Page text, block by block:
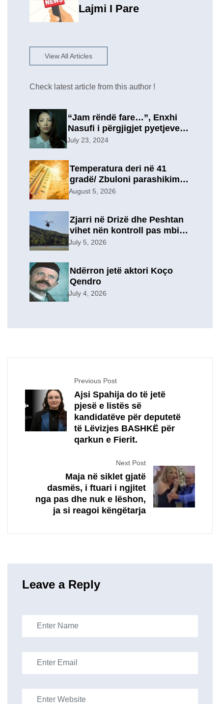
Lajmi I Pare
View All Articles
Check latest article from this author !
“Jam rëndë fare…”, Enxhi
Nasufi i përgjigjet pyetjeve
për ish-in, pas përfundimit të
një lidhje të re?
July 23, 2024
Temperatura deri në 41
gradë/ Zbuloni parashikimin
e motit, për sot
August 5, 2026
Zjarri në Drizë dhe Peshtan
vihet nën kontroll pas mbi 9
orësh operacion, u
July 5, 2026
Ndërron jetë aktori Koço
Qendro
July 4, 2026
Previous Post
Ajsi Spahija do të jetë
pjesë e listës së
kandidatëve për deputetë
të Lëvizjes BASHKË për
qarkun e Fierit.
Next Post
Maja në siklet gjatë
dasmës, i ftuari i ngjitet
nga pas dhe nuk e lëshon,
ja si reagoi këngëtarja
Leave a Reply